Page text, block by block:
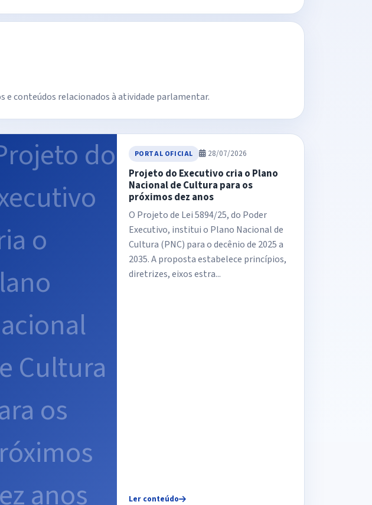
e conteúdos relacionados à atividade parlamentar.
PORTAL OFICIAL 28/07/2026
Projeto do Executivo cria o Plano
Nacional de Cultura para os
próximos dez anos
O Projeto de Lei 5894/25, do Poder
Executivo, institui o Plano Nacional de
Cultura (PNC) para o decênio de 2025 a
2035. A proposta estabelece princípios,
diretrizes, eixos estra...
Ler conteúdo